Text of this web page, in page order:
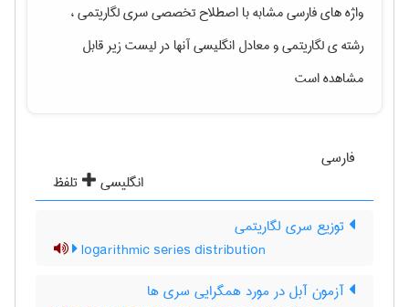
واژه های فارسی مشابه با اصطلاح تخصصیسری لگاریتمی ،
رشته ی لگاریتمیو معادل انگلیسی آنها در لیست زیر قابل
مشاهده است
فارسی
انگلیسی
تلفظ
توزیع سری لگاریتمی
logarithmic series distribution
آزمون آبل در مورد همگرایی سری ها